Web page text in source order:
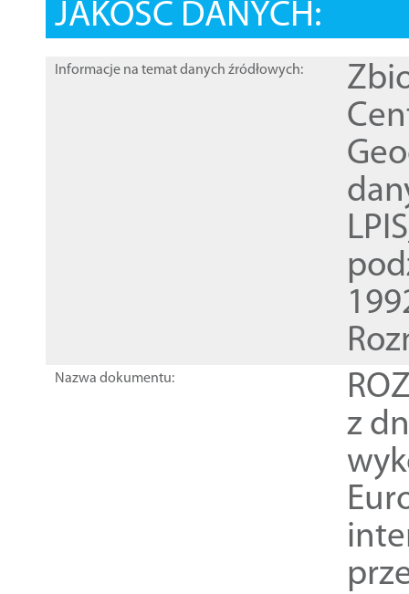
JAKOŚĆ DANYCH:
Informacje na temat danych źródłowych:
Nazwa dokumentu:
z